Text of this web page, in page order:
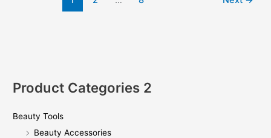
Product Categories 2
Beauty Tools
Beauty Accessories